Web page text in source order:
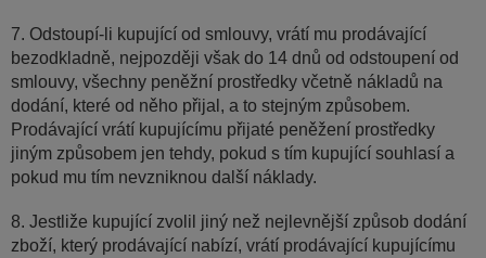
7. Odstoupí-li kupující od smlouvy, vrátí mu prodávající
bezodkladně, nejpozději však do 14 dnů od odstoupení od
smlouvy, všechny peněžní prostředky včetně nákladů na
dodání, které od něho přijal, a to stejným způsobem.
Prodávající vrátí kupujícímu přijaté peněžení prostředky
jiným způsobem jen tehdy, pokud s tím kupující souhlasí a
pokud mu tím nevzniknou další náklady.
8. Jestliže kupující zvolil jiný než nejlevnější způsob dodání
zboží, který prodávající nabízí, vrátí prodávající kupujícímu